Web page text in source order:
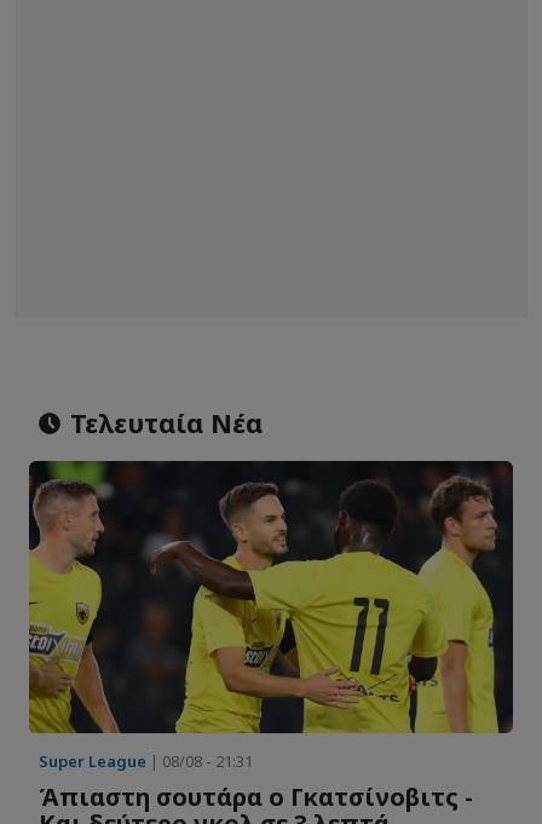
Τελευταία Νέα
Super League | 08/08 - 21:31
Άπιαστη σουτάρα ο Γκατσίνοβιτς -